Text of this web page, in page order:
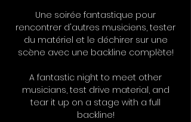
Une soirée fantastique pour
rencontrer d'autres musiciens, tester
du matériel et le déchirer sur une
scène avec une backline complète!
A fantastic night to meet other
musicians, test drive material, and
tear it up on a stage with a full
backline!